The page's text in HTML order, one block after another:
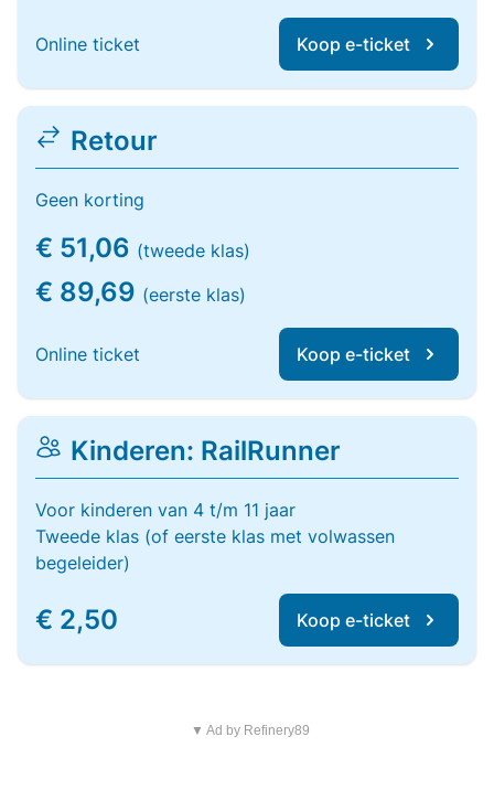
Online ticket Koop e-ticket
Retour
Geen korting
€ 51,06 (tweede klas)
€ 89,69 (eerste klas)
Online ticket Koop e-ticket
Kinderen: RailRunner
Voor kinderen van 4 t/m 11 jaar
Tweede klas (of eerste klas met volwassen
begeleider)
€ 2,50 Koop e-ticket
▼ Ad by Refinery89